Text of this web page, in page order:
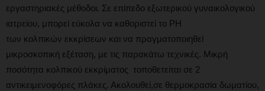
εργαστηριακές μέθοδοι. Σε επίπεδο εξωτερικού γυναικολογικού
ιατρείου, μπορεί εύκολα να καθοριστεί το PH
των κολπικών εκκρίσεων και να πραγματοποιηθεί
μικροσκοπική εξέταση, με τις παρακάτω τεχνικές. Μικρή
ποσότητα κολπικού εκκρίματος τοποθετείται σε 2
αντικειμενοφόρες πλάκες. Ακολουθεί,σε θερμοκρασία δωματίου,